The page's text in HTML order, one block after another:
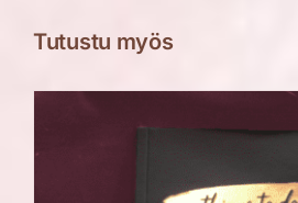
Tutustu myös